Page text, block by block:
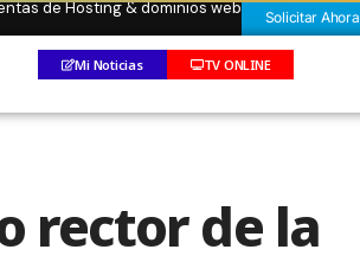
de Hosting & dominios web Solicitar Ahora
Mi Noticias TV ONLINE
rector de la